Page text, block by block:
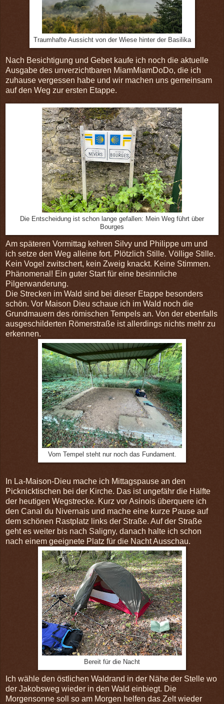
Traumhafte Aussicht von der Wiese hinter der Basilika
Nach Besichtigung und Gebet kaufe ich noch die aktuelle
Ausgabe des unverzichtbaren MiamMiamDoDo, die ich
zuhause vergessen habe und wir machen uns gemeinsam
auf den Weg zur ersten Etappe.
Die Entscheidung ist schon lange gefallen: Mein Weg führt über
Bourges
Am späteren Vormittag kehren Silvy und Philippe um und
ich setze den Weg alleine fort. Plötzlich Stille. Völlige Stille.
Kein Vogel zwitschert, kein Zweig knackt. Keine Stimmen.
Phänomenal! Ein guter Start für eine besinnliche
Pilgerwanderung.
Die Strecken im Wald sind bei dieser Etappe besonders
schön. Vor Maison Dieu schaue ich im Wald noch die
Grundmauern des römischen Tempels an. Von der ebenfalls
ausgeschilderten Römerstraße ist allerdings nichts mehr zu
erkennen.
Vom Tempel steht nur noch das Fundament.
In La-Maison-Dieu mache ich Mittagspause an den
Picknicktischen bei der Kirche. Das ist ungefähr die Hälfte
der heutigen Wegstrecke. Kurz vor Asinois überquere ich
den Canal du Nivernais und mache eine kurze Pause auf
dem schönen Rastplatz links der Straße. Auf der Straße
geht es weiter bis nach Saligny, danach halte ich schon
nach einem geeignete Platz für die Nacht Ausschau.
Bereit für die Nacht
Ich wähle den östlichen Waldrand in der Nähe der Stelle wo
der Jakobsweg wieder in den Wald einbiegt. Die
Morgensonne soll so am Morgen helfen das Zelt wieder